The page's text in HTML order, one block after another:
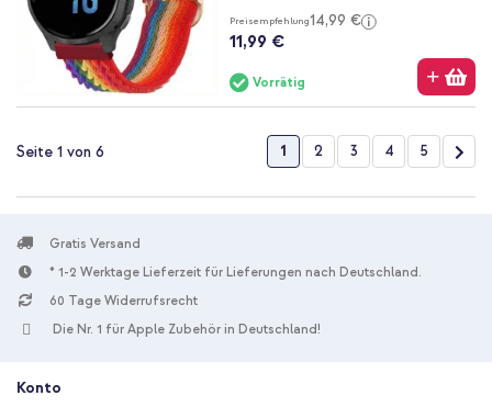
Preisempfehlung14,99 €
11,99 €
Vorrätig
Seite 1 von 6 SeiteSie lesen gerade die Seite
1 Seite
2 Seite
3 Seite
4 Seite
5
Gratis Versand
* 1-2 Werktage Lieferzeit für Lieferungen nach Deutschland.
60 Tage Widerrufsrecht
Die Nr. 1 für Apple Zubehör in Deutschland!
Konto